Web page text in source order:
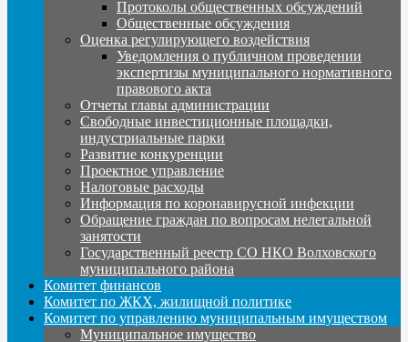
Протоколы общественных обсуждений
Общественные обсуждения
Оценка регулирующего воздействия
Уведомления о публичном проведении
экспертизы муниципального нормативного
правового акта
Отчеты главы администрации
Свободные инвестиционные площадки,
индустриальные парки
Развитие конкуренции
Проектное управление
Налоговые расходы
Информация по коронавирусной инфекции
Обращение граждан по вопросам нелегальной
занятости
Государственный реестр СО НКО Волховского
муниципального района
Комитет финансов
Комитет по ЖКХ, жилищной политике
Комитет по управлению муниципальным имуществом
Муниципальное имущество